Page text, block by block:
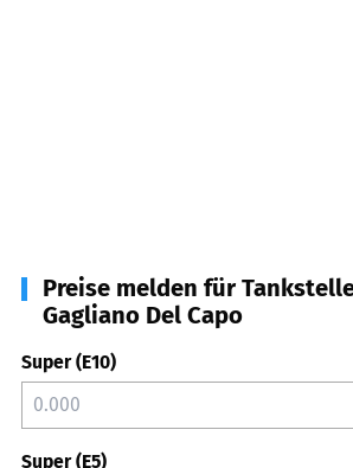
Preise melden für
Gagliano Del Capo
Super (E10)
Super (E5)